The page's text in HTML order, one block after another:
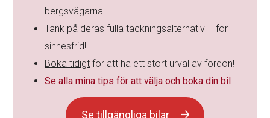
bergsvägarna
Tänk på deras fulla täckningsalternativ – för
sinnesfrid!
Boka tidigt för att ha ett stort urval av fordon!
Se alla mina tips för att välja och boka din bil
Se tillgängliga bilar